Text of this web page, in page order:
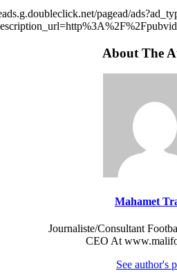
pagead/
About The
Mahamet
Journaliste/Consultant
CEO At
See author's